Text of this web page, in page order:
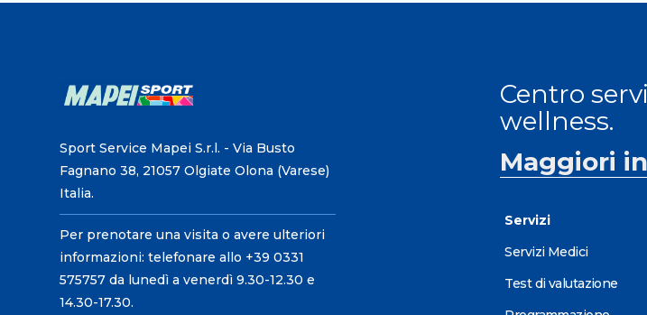
Sport Service Mapei S.r.l. - Via Busto
Fagnano 38, 21057 Olgiate Olona (Varese)
Italia.
Per prenotare una visita o avere ulteriori
informazioni: telefonare allo +39 0331
575757 da lunedì a venerdì 9.30-12.30 e
14.30-17.30.
Centro
wellness.
Maggiori
Servizi
Servizi Medici
Test di valutazione